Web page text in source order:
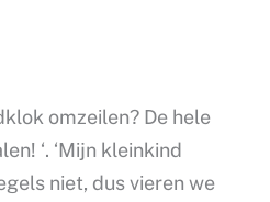
omzeilen? De hele
‘. ‘Mijn kleinkind
niet, dus vieren we